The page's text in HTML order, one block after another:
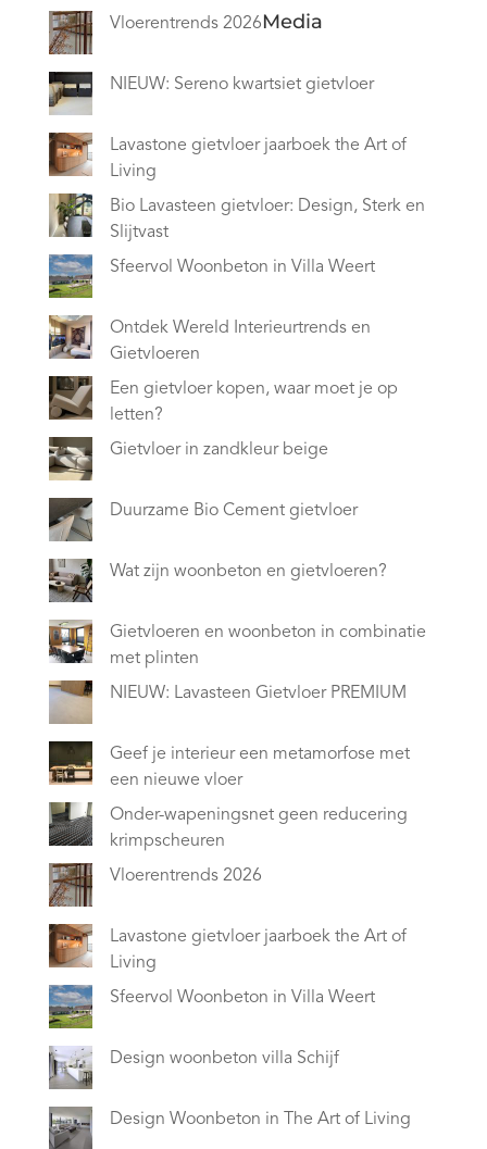
Vloerentrends 2026
NIEUW: Sereno kwartsiet gietvloer
Lavastone gietvloer jaarboek the Art of
Living
Bio Lavasteen gietvloer: Design, Sterk en
Slijtvast
Sfeervol Woonbeton in Villa Weert
Ontdek Wereld Interieurtrends en
Gietvloeren
Een gietvloer kopen, waar moet je op
letten?
Gietvloer in zandkleur beige
Duurzame Bio Cement gietvloer
Wat zijn woonbeton en gietvloeren?
Gietvloeren en woonbeton in combinatie
met plinten
NIEUW: Lavasteen Gietvloer PREMIUM
Geef je interieur een metamorfose met
een nieuwe vloer
Onder-wapeningsnet geen reducering
krimpscheuren
Media
Vloerentrends 2026
Lavastone gietvloer jaarboek the Art of
Living
Sfeervol Woonbeton in Villa Weert
Design woonbeton villa Schijf
Design Woonbeton in The Art of Living